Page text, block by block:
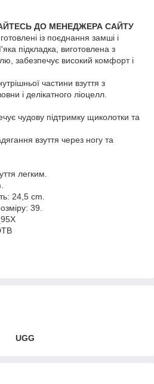
ДО МЕНЕДЖЕРА САЙТУ
із поєднання замші і
підкладка, виготовлена з
забезпечує високий комфорт і
частини взуття з
і делікатного ліоцелл.
чудову підтримку щиколотки та
взуття через ногу та
легким.
24,5 cm.
39.
UGG